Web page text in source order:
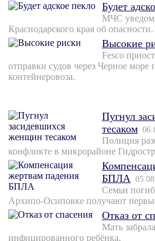
Будет
МЧС
Краснодарского края об опасности.
Высокие
Fesco
отправки судов через Черное
контейнеровоза.
Пугнул
тесаком
Полиция
конфликте в микрорайоне
БПЛА
Семьи
Архипо-Осиповке получают
Отказ от
Мать
инфицированного ребёнка.